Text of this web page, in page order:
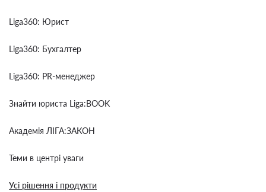
Liga360: Юрист
Liga360: Бухгалтер
Liga360: PR-менеджер
Знайти юриста Liga:BOOK
Академія ЛІГА:ЗАКОН
Теми в центрі уваги
Усі рішення і продукти